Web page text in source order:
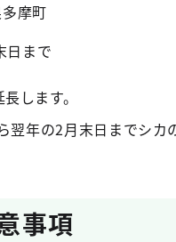
摩町
日まで
します。
年の2月末日までシカ
事項